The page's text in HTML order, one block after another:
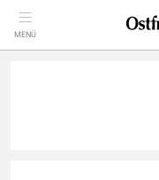
MENÜ